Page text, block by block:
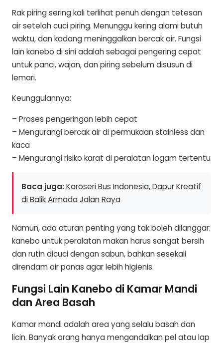
Rak piring sering kali terlihat penuh dengan tetesan
air setelah cuci piring. Menunggu kering alami butuh
waktu, dan kadang meninggalkan bercak air. Fungsi
lain kanebo di sini adalah sebagai pengering cepat
untuk panci, wajan, dan piring sebelum disusun di
lemari.
Keunggulannya:
– Proses pengeringan lebih cepat
– Mengurangi bercak air di permukaan stainless dan
kaca
– Mengurangi risiko karat di peralatan logam tertentu
Baca juga:Karoseri Bus Indonesia, Dapur Kreatif
di Balik Armada Jalan Raya
Namun, ada aturan penting yang tak boleh dilanggar:
kanebo untuk peralatan makan harus sangat bersih
dan rutin dicuci dengan sabun, bahkan sesekali
direndam air panas agar lebih higienis.
Fungsi Lain Kanebo di Kamar Mandi
dan Area Basah
Kamar mandi adalah area yang selalu basah dan
licin. Banyak orang hanya mengandalkan pel atau lap